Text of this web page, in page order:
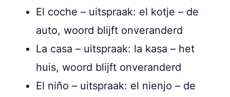
El coche – uitspraak: el kotje – de
auto, woord blijft onveranderd
La casa – uitspraak: la kasa – het
huis, woord blijft onveranderd
El niño – uitspraak: el nienjo – de